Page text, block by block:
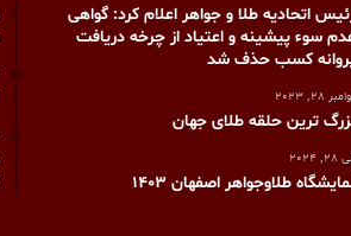
اتحادیه طلا و جواهر اعلام کرد: گواهی
سوء پیشینه و اعتیاد از چرخه دریافت
کسب حذف شد
28, 2023
ترین حلقه طلای جهان
2024
طلاوجواهر اصفهان 1403